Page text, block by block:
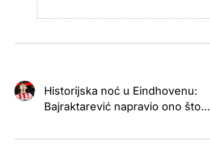
Historijska noć u Eindhovenu:
Bajraktarević napravio ono što...